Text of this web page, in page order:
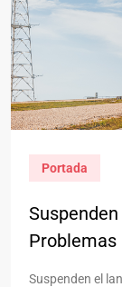
Portada
Problemas
Suspenden el